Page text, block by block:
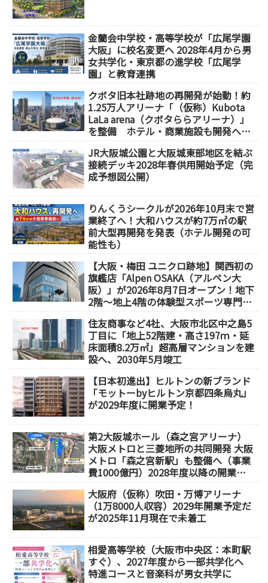
金蘭会中学校・高等学校が「広尾学園
大阪」に校名変更へ 2028年4月から男
女共学化・東京都の進学校「広尾学
園」と教育連携
クボタ旧本社跡地の再開発が始動！約
1.25万人アリーナ「（仮称）Kubota
LaLa arena（クボタららアリーナ）」
を整備 ホテル・商業施設も開発へ
JR大阪城公園と大阪城東部地区を結ぶ
接続デッキ2028年春供用開始予定（完
成予想図公開）
りんくうシークルが2026年10月末で営
業終了へ！大和ハウスが約7万㎡の駅
前大型再開発を発表（ホテル開発の可
能性も）
【大阪・梅田 ユニクロ跡地】関西初の
旗艦店「Alpen OSAKA（アルペン大
阪）」が2026年8月7日オープン！地下
2階～地上4階の体験型スポーツ専門店
住友商事など4社、大阪市北区中之島5
丁目に「地上52階建・高さ197ｍ・延
床面積8.2万㎡」超高層マンションを建
設へ、2030年5月竣工
【日本初進出】ヒルトンの新ブランド
「モットーbyヒルトン京都四条烏丸」
が2029年度に開業予定！
第2大阪城ホール（森之宮アリーナ）
大阪メトロと三菱地所の共同開発 大阪
メトロ「森之宮新駅」も整備へ（事業
費1000億円）2028年度以降の開業
大阪府（仮称）吹田・万博アリーナ
（1万8000人収容）2029年開業予定だ
が2025年11月現在で未着工
相愛高等学校（大阪市中央区：本町駅
すぐ）、2027年度から一部共学化へ
特進コースと音楽科が男女共学に